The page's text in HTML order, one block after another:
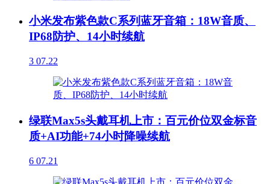
小米发布紫色款C系列蓝牙音箱：18W音质、
IP68防护、14小时续航
3 07.22
绿联Max5s头戴耳机上市：百元价位双金标音
质+AI功能+74小时降噪续航
6 07.21